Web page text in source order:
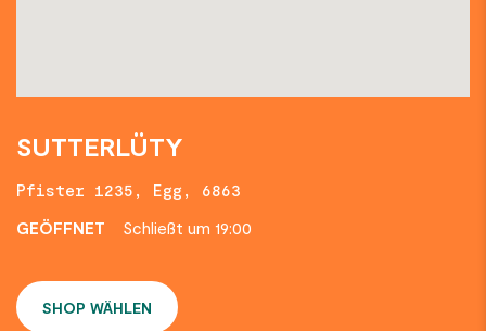
SUTTERLÜTY
Pfister 1235, Egg, 6863
GEÖFFNET
Schließt um 19:00
SHOP WÄHLEN